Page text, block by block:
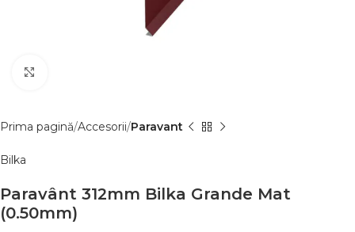
Prima pagină Accesorii Paravant
Bilka
Paravânt 312mm Bilka Grande Mat
(0.50mm)